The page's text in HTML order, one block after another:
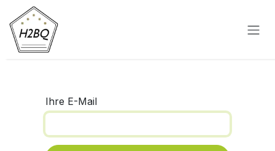
Zum Inhalt springen
Ihre E-Mail